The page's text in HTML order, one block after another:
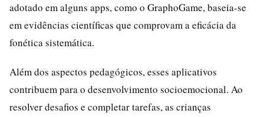
adotado em alguns apps, como o GraphoGame, baseia-se
em evidências científicas que comprovam a eficácia da
fonética sistemática.
Além dos aspectos pedagógicos, esses aplicativos
contribuem para o desenvolvimento socioemocional. Ao
resolver desafios e completar tarefas, as crianças